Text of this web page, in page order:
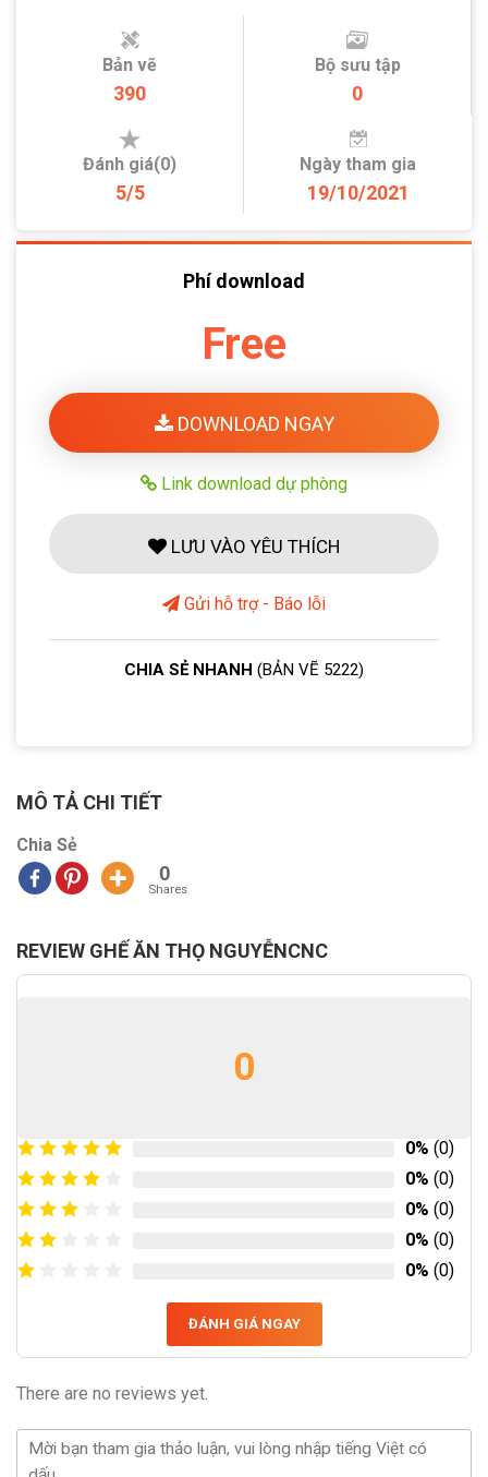
Bản vẽ
390
Bộ sưu tập
0
Đánh giá(0)
5/5
Ngày tham gia
19/10/2021
Phí download
Free
DOWNLOAD NGAY
Link download dự phòng
LƯU VÀO YÊU THÍCH
Gửi hỗ trợ - Báo lỗi
CHIA SẺ NHANH (BẢN VẼ 5222)
MÔ TẢ CHI TIẾT
Chia Sẻ
0
Shares
REVIEW GHẾ ĂN THỌ NGUYỄNCNC
0
0% (0)
0% (0)
0% (0)
0% (0)
0% (0)
ĐÁNH GIÁ NGAY
There are no reviews yet.